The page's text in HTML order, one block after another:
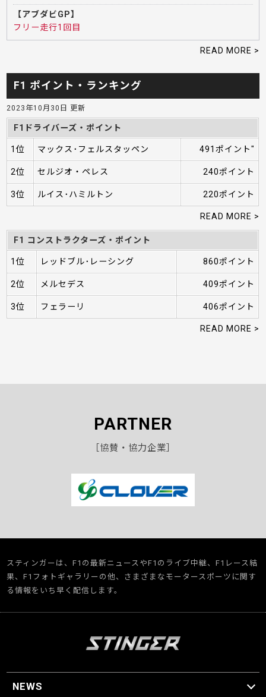
【アブダビGP】
フリー走行1回目
READ MORE >
F1 ポイント・ランキング
2023年10月30日 更新
F1ドライバーズ・ポイント
1位 マックス･フェルスタッペン 491ポイント"
2位 セルジオ・ペレス 240ポイント
3位 ルイス･ハミルトン 220ポイント
READ MORE >
F1 コンストラクターズ・ポイント
1位 レッドブル･レーシング 860ポイント
2位 メルセデス 409ポイント
3位 フェラーリ 406ポイント
READ MORE >
PARTNER
［協賛・協力企業］
スティンガーは、F1の最新ニュースやF1のライブ中継、F1レース結
果、F1フォトギャラリーの他、さまざまなモータースポーツに関す
る情報をいち早く配信します。
NEWS